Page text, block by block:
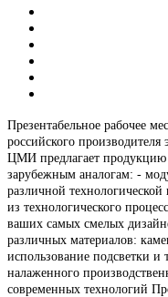
Презентабельное рабочее
российского
ЦМИ предлагает продукцию
зарубежным аналогам: -
различной
из технологического
ваших самых смелых
различных материалов:
использование подсветки и
налаженного
современных технологий